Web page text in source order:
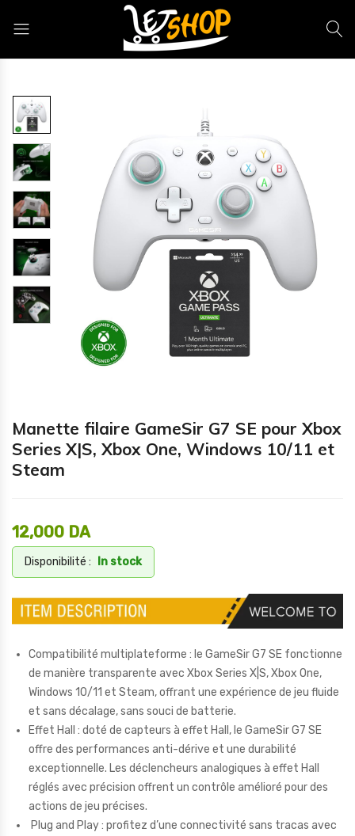
Manette filaire GameSir G7 SE pour Xbox
Series X|S, Xbox One, Windows 10/11 et
Steam
12,000 DA
Disponibilité : In stock
Compatibilité multiplateforme : le GameSir G7 SE fonctionne
de manière transparente avec Xbox Series X|S, Xbox One,
Windows 10/11 et Steam, offrant une expérience de jeu fluide
et sans décalage, sans souci de batterie.
Effet Hall : doté de capteurs à effet Hall, le GameSir G7 SE
offre des performances anti-dérive et une durabilité
exceptionnelle. Les déclencheurs analogiques à effet Hall
réglés avec précision offrent un contrôle amélioré pour des
actions de jeu précises.
Plug and Play : profitez d’une connectivité sans tracas avec